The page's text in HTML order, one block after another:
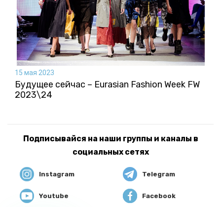
15 мая 2023
Будущее сейчас – Eurasian Fashion Week FW
2023\24
Подписывайся на наши группы и каналы в
социальных сетях
Instagram Telegram
Youtube Facebook